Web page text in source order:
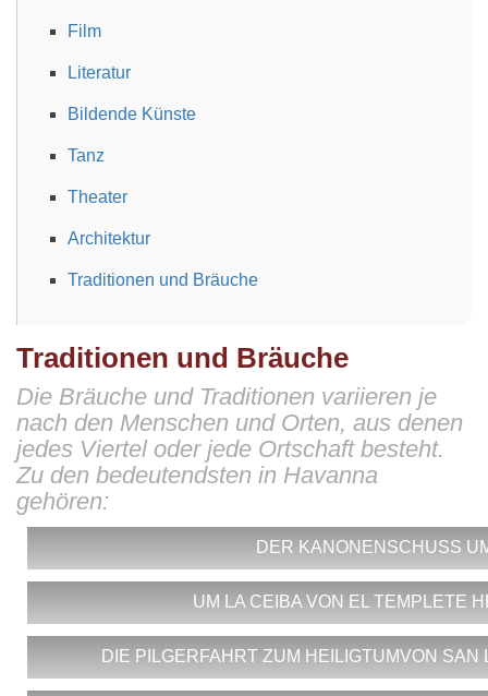
Film
Literatur
Bildende Künste
Tanz
Theater
Architektur
Traditionen und Bräuche
Traditionen und Bräuche
Die Bräuche und Traditionen variieren je
nach den Menschen und Orten, aus denen
jedes Viertel oder jede Ortschaft besteht.
Zu den bedeutendsten in Havanna
gehören:
DER KANONENSCHUSS
Aus der Festung von San Carlos de la Cabaña
der Stadtmauer, dieHavannaumzingelten und vor
UM LA CEIBA VON EL TEMPLETE
In Havanna wurde am 16. November 1519 im
DIE PILGERFAHRT ZUM HEILIGTUMVON